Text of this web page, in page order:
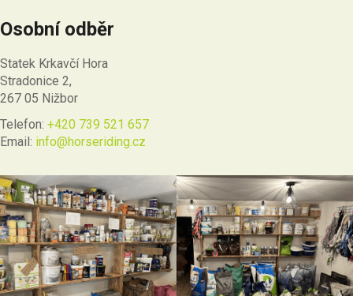
Osobní odběr
Statek Krkavčí Hora
Stradonice 2,
267 05 Nižbor
Telefon: +420 739 521 657
Email: info@horseriding.cz